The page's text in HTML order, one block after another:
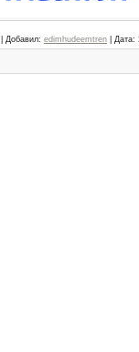
Добавил: edimhudeemtren Дата: